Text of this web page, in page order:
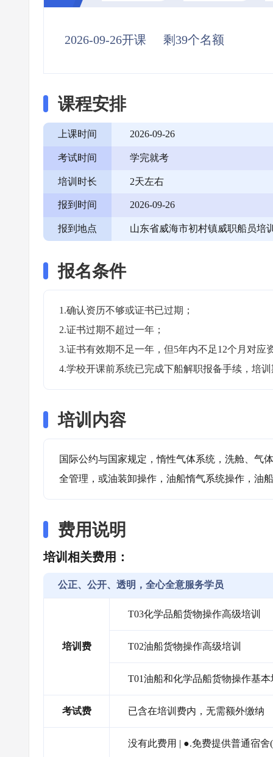
2026-09-26开课 剩39个名额
课程安排
上课时间 2026-09-26
考试时间 学完就考
培训时长 2天左右
报到时间 2026-09-26
报到地点 山东省威海市初村镇威职船员培
报名条件
1.确认资历不够或证书已过期；
2.证书过期不超过一年；
3.证书有效期不足一年，但5年内不足12个月对应
4.学校开课前系统已完成下船解职报备手续，培
培训内容
国际公约与国家规定，惰性气体系统，洗舱、气
全管理，或油装卸操作，油船惰气系统操作，油
费用说明
培训相关费用：
公正、公开、透明，全心全意服务学员
培训费
T03化学品船货物操作高级培训
T02油船货物操作高级培训
T01油船和化学品船货物操作基本
考试费 已含在培训费内，无需额外缴纳
没有此费用 | ●.免费提供普通宿